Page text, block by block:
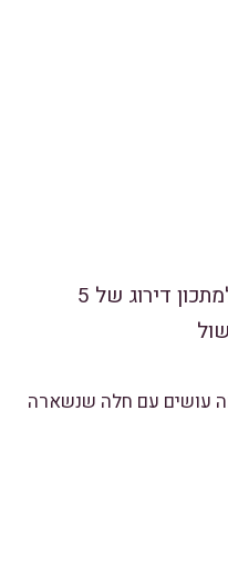
1.8/5 - למתכון דירוג של 5
עושים עם חלה שנשארה